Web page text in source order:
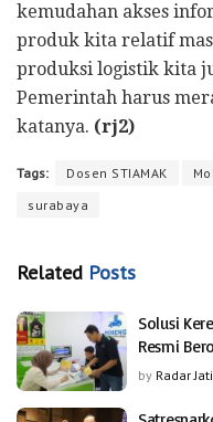
kemudahan akses
produk kita relatif
produksi logistik kita
Pemerintah harus
katanya. (rj2)
Tags: Dosen STIAMAK
surabaya
Related Posts
Solusi
Resmi
by Radar